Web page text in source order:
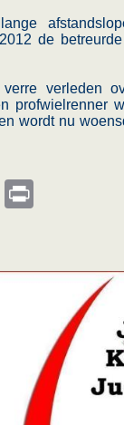
de
verleden
profwielrenner
wordt nu
Email